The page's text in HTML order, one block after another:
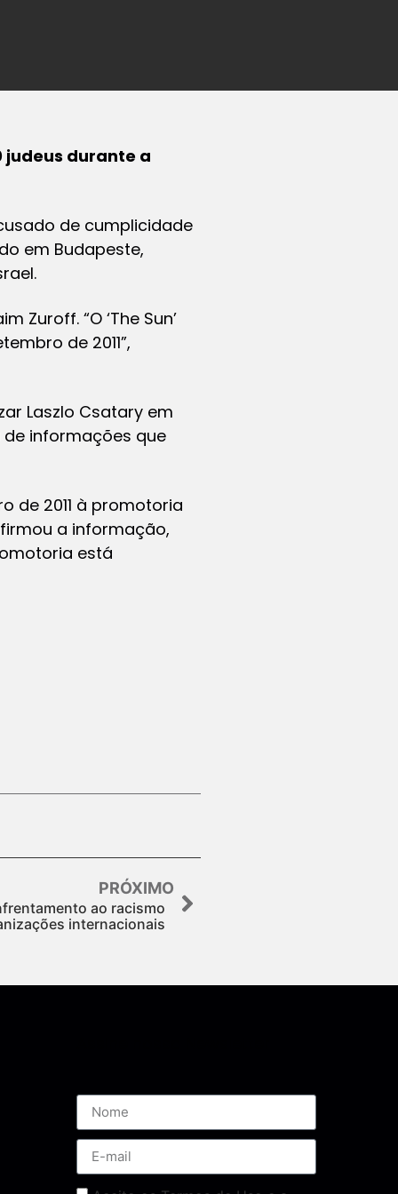
judeus durante a
de cumplicidade
em Budapeste,
Zuroff. “O ‘The Sun’
de 2011”,
Laszlo Csatary em
de informações que
de 2011 à promotoria
a informação,
está
PRÓXIMO
ao racismo
internacionais